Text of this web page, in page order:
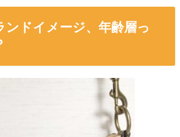
ンドイメージ、年齢層っ